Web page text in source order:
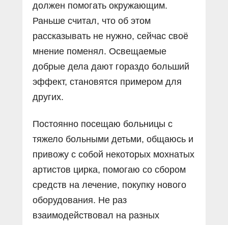
должен помогать окружающим.
Раньше считал, что об этом
рассказывать не нужно, сейчас своё
мнение поменял. Освещаемые
добрые дела дают гораздо больший
эффект, становятся примером для
других.
Постоянно посещаю больницы с
тяжело больными детьми, общаюсь и
привожу с собой некоторых мохнатых
артистов цирка, помогаю со сбором
средств на лечение, покупку нового
оборудования. Не раз
взаимодействовал на разных